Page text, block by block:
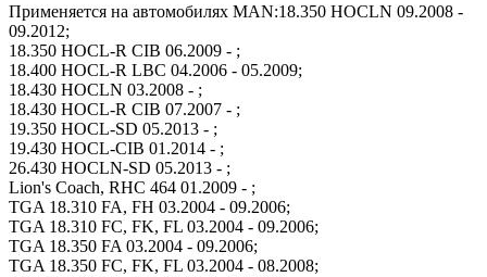
Применяется на автомобилях MAN:18.350 HOCLN 09.2008 -
09.2012;
18.350 HOCL-R CIB 06.2009 - ;
18.400 HOCL-R LBC 04.2006 - 05.2009;
18.430 HOCLN 03.2008 - ;
18.430 HOCL-R CIB 07.2007 - ;
19.350 HOCL-SD 05.2013 - ;
19.430 HOCL-CIB 01.2014 - ;
26.430 HOCLN-SD 05.2013 - ;
Lion's Coach, RHC 464 01.2009 - ;
TGA 18.310 FA, FH 03.2004 - 09.2006;
TGA 18.310 FC, FK, FL 03.2004 - 09.2006;
TGA 18.350 FA 03.2004 - 09.2006;
TGA 18.350 FC, FK, FL 03.2004 - 08.2008;